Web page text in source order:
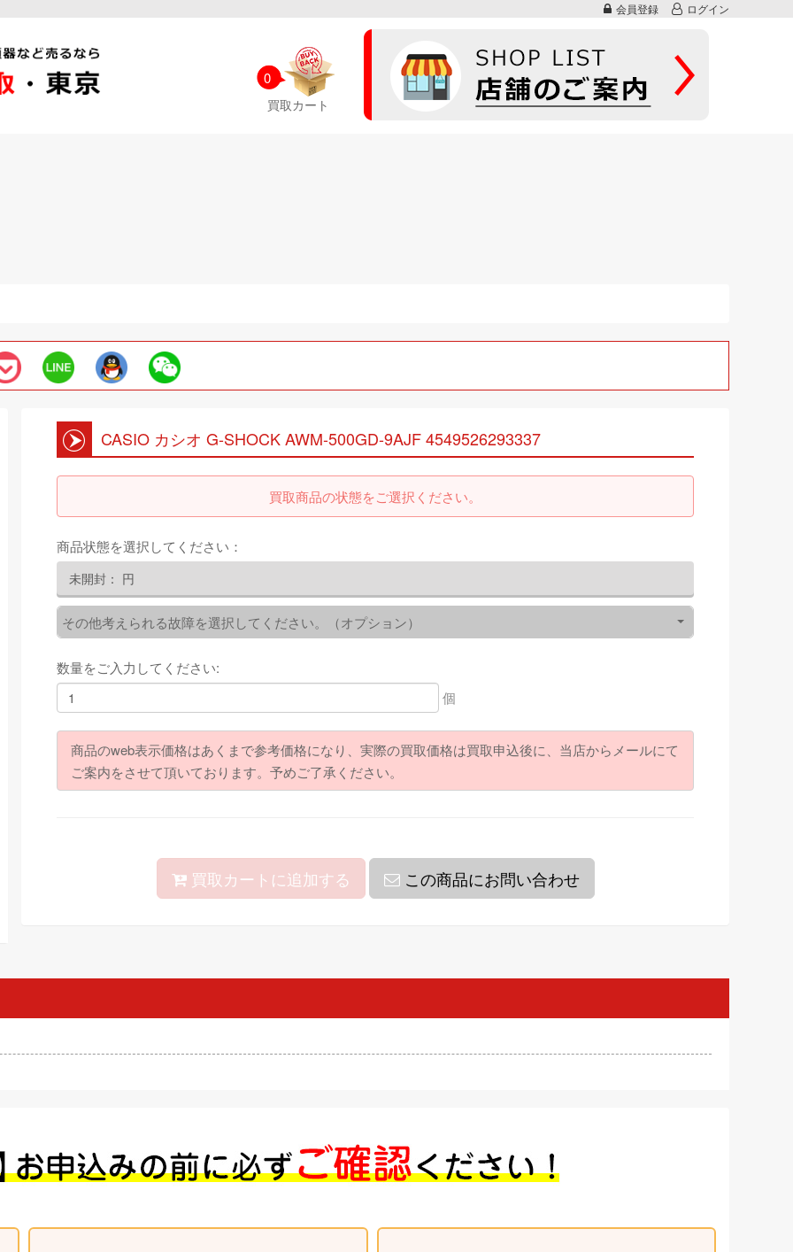
会員登録 ログイン
0
買取カート
CASIO カシオ G-SHOCK AWM-500GD-9AJF 4549526293337
買取商品の状態をご選択ください。
商品状態を選択してください：
未開封： 円
その他考えられる故障を選択してください。（オプション）
数量をご入力してください:
個
商品のweb表示価格はあくまで参考価格になり、実際の買取価格は買取申込後に、当店からメールにて
ご案内をさせて頂いております。予めご了承ください。
買取カートに追加する この商品にお問い合わせ